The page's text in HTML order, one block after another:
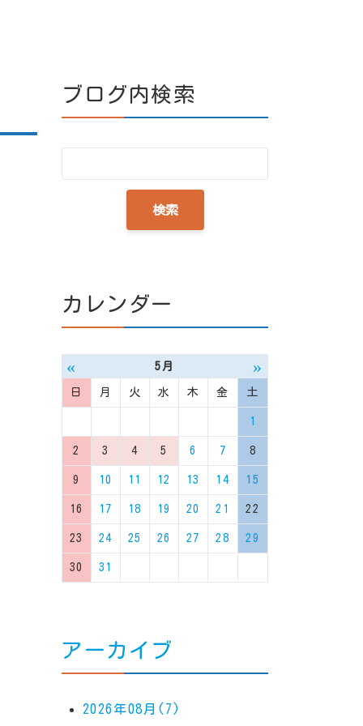
ブログ内検索
カレンダー
« 5月 »
日 月 火 水 木 金 土
1
2 3 4 5 6 7 8
9 10 11 12 13 14 15
16 17 18 19 20 21 22
23 24 25 26 27 28 29
30 31
アーカイブ
2026年08月(7)